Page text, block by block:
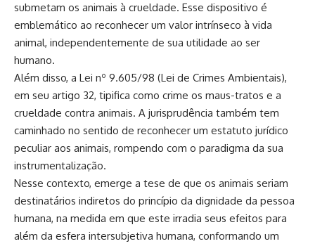
submetam os animais à crueldade. Esse dispositivo é
emblemático ao reconhecer um valor intrínseco à vida
animal, independentemente de sua utilidade ao ser
humano.
Além disso, a Lei nº 9.605/98 (Lei de Crimes Ambientais),
em seu artigo 32, tipifica como crime os maus-tratos e a
crueldade contra animais. A jurisprudência também tem
caminhado no sentido de reconhecer um estatuto jurídico
peculiar aos animais, rompendo com o paradigma da sua
instrumentalização.
Nesse contexto, emerge a tese de que os animais seriam
destinatários indiretos do princípio da dignidade da pessoa
humana, na medida em que este irradia seus efeitos para
além da esfera intersubjetiva humana, conformando um